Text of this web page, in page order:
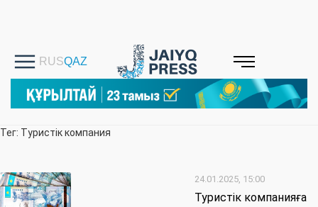
Тег: Туристік компания
24.01.2025, 15:00
Туристік компанияға